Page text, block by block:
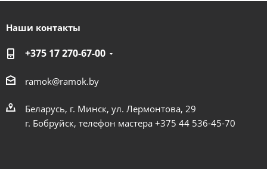
Наши контакты
+375 17 270-67-00
ramok@ramok.by
Беларусь, г. Минск, ул. Лермонтова, 29
г. Бобруйск, телефон мастера +375 44 536-45-70